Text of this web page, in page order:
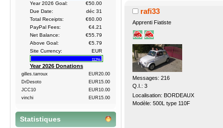
Year 2026 Goal:
€50.00
Due Date:
déc 31
Total Receipts:
€60.00
PayPal Fees:
€4.21
Net Balance:
€55.79
Above Goal:
€5.79
Site Currency:
EUR
112%
Year 2026 Donations
gilles.tarroux
EUR20.00
DrDesoto
EUR15.00
JCC10
EUR10.00
vinchi
EUR15.00
Statistiques
rafi33
Apprenti Fiatiste
Messages: 216
Q.I.: 3
Localisation: BORDEAUX
Modèle: 500L type 110F